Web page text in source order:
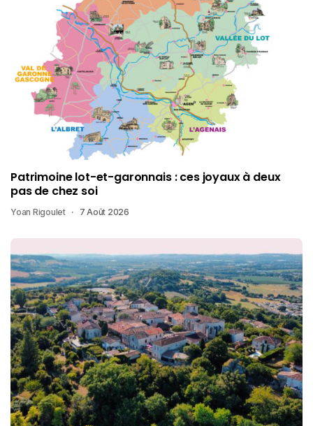
Patrimoine lot-et-garonnais : ces joyaux à deux
pas de chez soi
Yoan Rigoulet 7 Août 2026